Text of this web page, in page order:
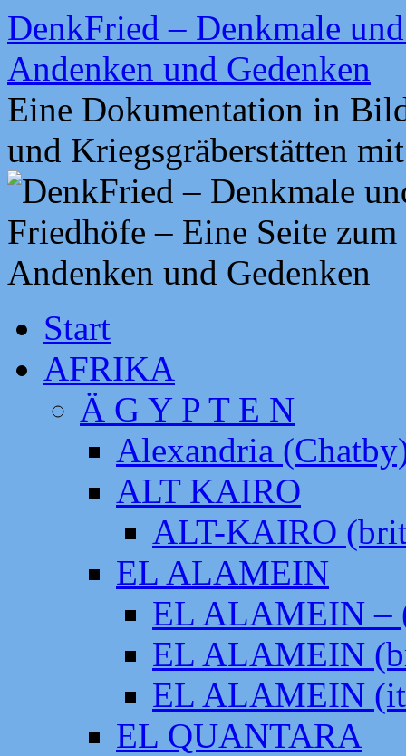
Zum
Inhalt
springen
DenkFried – Denkmale
Andenken und Gedenken
Eine Dokumentation in
und Kriegsgräberstätten
Start
AFRIKA
Ä G Y P T E N
Alexandria
ALT KAIRO
ALT-KAIRO
EL ALAMEIN
EL ALAMEIN –
EL ALAMEIN
EL ALAMEIN
EL QUANTARA